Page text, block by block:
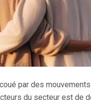
par des
du secteur est de